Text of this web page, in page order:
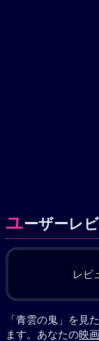
ユーザーレ
レビ
「青雲の鬼」を見
ます。あなたの映